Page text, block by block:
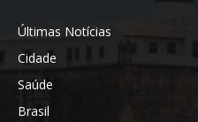
Últimas Notícias
Cidade
Saúde
Brasil